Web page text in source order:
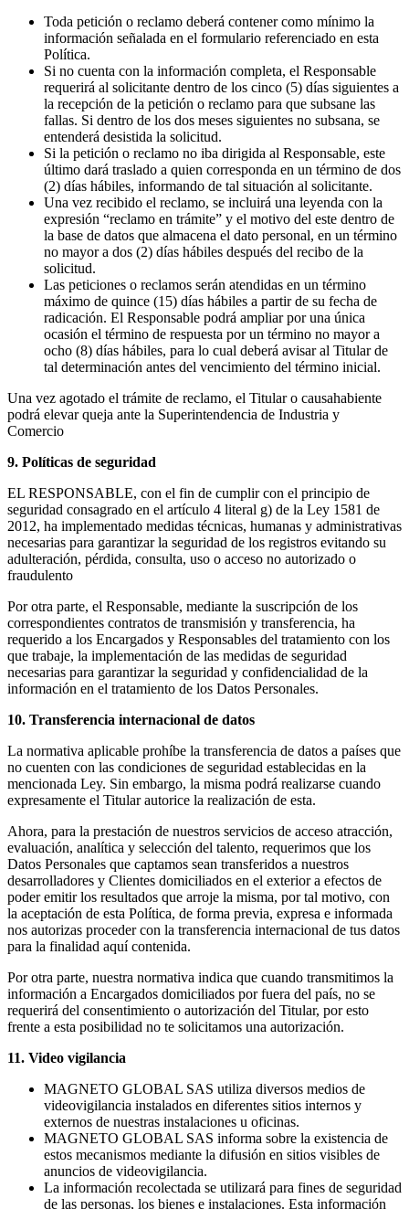
Toda petición o reclamo deberá contener como mínimo la
información señalada en el formulario referenciado en esta
Política.
Si no cuenta con la información completa, el Responsable
requerirá al solicitante dentro de los cinco (5) días siguientes a
la recepción de la petición o reclamo para que subsane las
fallas. Si dentro de los dos meses siguientes no subsana, se
entenderá desistida la solicitud.
Si la petición o reclamo no iba dirigida al Responsable, este
último dará traslado a quien corresponda en un término de dos
(2) días hábiles, informando de tal situación al solicitante.
Una vez recibido el reclamo, se incluirá una leyenda con la
expresión “reclamo en trámite” y el motivo del este dentro de
la base de datos que almacena el dato personal, en un término
no mayor a dos (2) días hábiles después del recibo de la
solicitud.
Las peticiones o reclamos serán atendidas en un término
máximo de quince (15) días hábiles a partir de su fecha de
radicación. El Responsable podrá ampliar por una única
ocasión el término de respuesta por un término no mayor a
ocho (8) días hábiles, para lo cual deberá avisar al Titular de
tal determinación antes del vencimiento del término inicial.
Una vez agotado el trámite de reclamo, el Titular o causahabiente
podrá elevar queja ante la Superintendencia de Industria y
Comercio
9. Políticas de seguridad
EL RESPONSABLE, con el fin de cumplir con el principio de
seguridad consagrado en el artículo 4 literal g) de la Ley 1581 de
2012, ha implementado medidas técnicas, humanas y administrativas
necesarias para garantizar la seguridad de los registros evitando su
adulteración, pérdida, consulta, uso o acceso no autorizado o
fraudulento
Por otra parte, el Responsable, mediante la suscripción de los
correspondientes contratos de transmisión y transferencia, ha
requerido a los Encargados y Responsables del tratamiento con los
que trabaje, la implementación de las medidas de seguridad
necesarias para garantizar la seguridad y confidencialidad de la
información en el tratamiento de los Datos Personales.
10. Transferencia internacional de datos
La normativa aplicable prohíbe la transferencia de datos a países que
no cuenten con las condiciones de seguridad establecidas en la
mencionada Ley. Sin embargo, la misma podrá realizarse cuando
expresamente el Titular autorice la realización de esta.
Ahora, para la prestación de nuestros servicios de acceso atracción,
evaluación, analítica y selección del talento, requerimos que los
Datos Personales que captamos sean transferidos a nuestros
desarrolladores y Clientes domiciliados en el exterior a efectos de
poder emitir los resultados que arroje la misma, por tal motivo, con
la aceptación de esta Política, de forma previa, expresa e informada
nos autorizas proceder con la transferencia internacional de tus datos
para la finalidad aquí contenida.
Por otra parte, nuestra normativa indica que cuando transmitimos la
información a Encargados domiciliados por fuera del país, no se
requerirá del consentimiento o autorización del Titular, por esto
frente a esta posibilidad no te solicitamos una autorización.
11. Video vigilancia
MAGNETO GLOBAL SAS utiliza diversos medios de
videovigilancia instalados en diferentes sitios internos y
externos de nuestras instalaciones u oficinas.
MAGNETO GLOBAL SAS informa sobre la existencia de
estos mecanismos mediante la difusión en sitios visibles de
anuncios de videovigilancia.
La información recolectada se utilizará para fines de seguridad
de las personas, los bienes e instalaciones. Esta información